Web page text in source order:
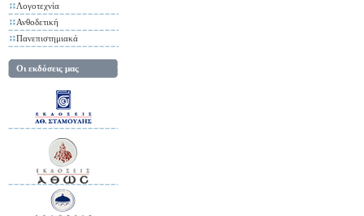
Λογοτεχνία
Ανθοδετική
Πανεπιστημιακά
Οι εκδόσεις μας